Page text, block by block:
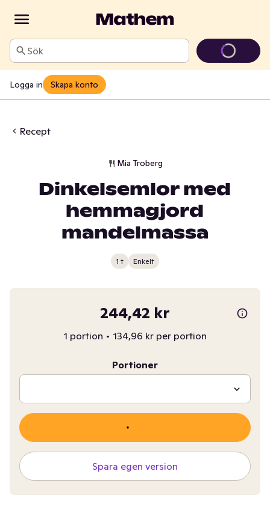
Sök
Logga in Skapa konto
Recept
Mia Troberg
Dinkelsemlor med
hemmagjord
mandelmassa
1 t Enkelt
244,42 kr
1 portion • 134,96 kr per portion
Portioner
Spara egen version